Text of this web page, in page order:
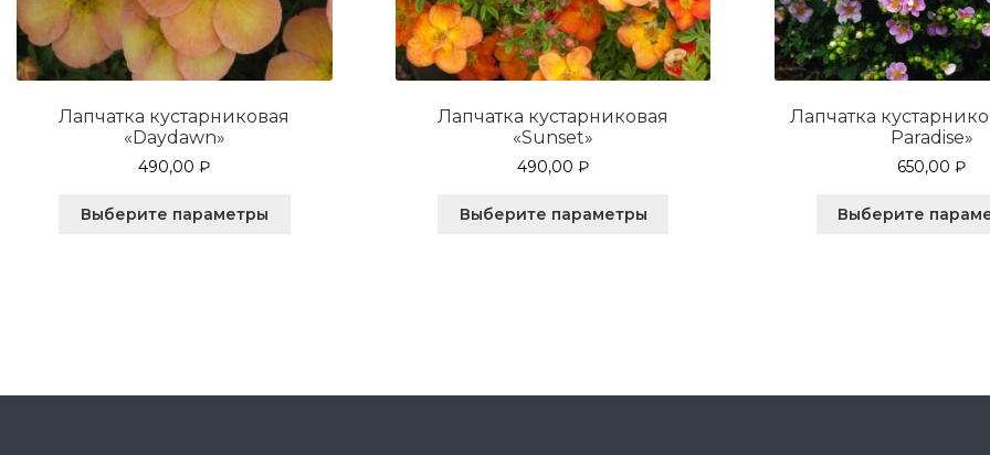
Лапчатка кустарниковая
«Daydawn»
490,00₽
Выберите параметры
Лапчатка кустарниковая
«Sunset»
490,00₽
Выберите параметры
Лапчатка
Paradise»
650,00₽
Выберите